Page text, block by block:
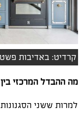
קרדיט: באדיבות
מה ההבדל המרכזי
למרות ששני הסגנונות